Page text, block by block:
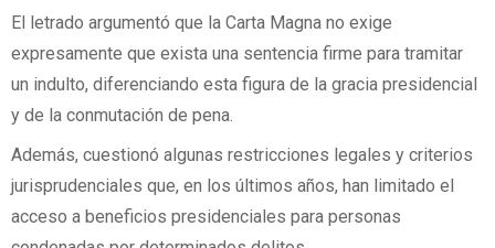
El letrado argumentó que la Carta Magna no exige
expresamente que exista una sentencia firme para tramitar
un indulto, diferenciando esta figura de la gracia presidencial
y de la conmutación de pena.
Además, cuestionó algunas restricciones legales y criterios
jurisprudenciales que, en los últimos años, han limitado el
acceso a beneficios presidenciales para personas